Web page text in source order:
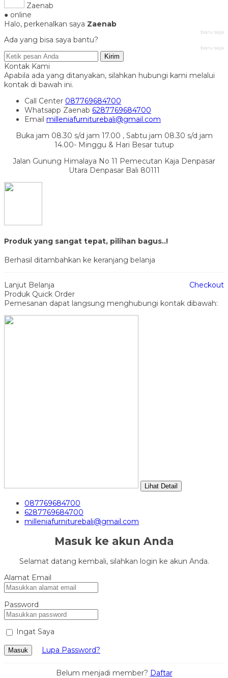
Zaenab
● online
Halo, perkenalkan saya Zaenab
baru saja
Ada yang bisa saya bantu?
baru saja
Kirim
Kontak Kami
Apabila ada yang ditanyakan, silahkan hubungi kami melalui
kontak di bawah ini.
Call Center 087769684700
Whatsapp Zaenab 6287769684700
Email milleniafurniturebali@gmail.com
Buka jam 08.30 s/d jam 17.00 , Sabtu jam 08.30 s/d jam
14.00- Minggu & Hari Besar tutup
Jalan Gunung Himalaya No 11 Pemecutan Kaja Denpasar
Utara Denpasar Bali 80111
Produk yang sangat tepat, pilihan bagus..!
Berhasil ditambahkan ke keranjang belanja
Lanjut Belanja
Checkout
Produk Quick Order
Pemesanan dapat langsung menghubungi kontak dibawah:
Lihat Detail
087769684700
6287769684700
milleniafurniturebali@gmail.com
Masuk ke akun Anda
Selamat datang kembali, silahkan login ke akun Anda.
Alamat Email
Password
Ingat Saya
Masuk Lupa Password?
Belum menjadi member? Daftar